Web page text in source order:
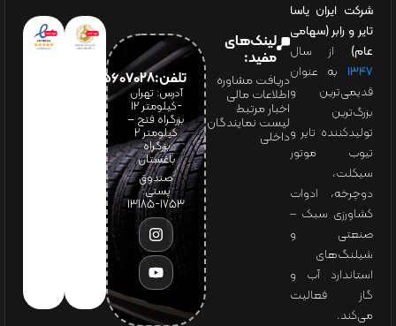
شرکت ایران یاسا
تایر و رابر (سهامی
عام) از سال
۱۳۴۷ به عنوان
قدیمی‌ترین و
بزرگ‌ترین
تولیدکننده تایر و
تیوب موتور
سیکلت،
دوچرخه، ادوات
کشاورزی سبک –
صنعتی و
شیلنگ‌های
استاندارد آب و
گاز فعالیت
می‌کند.
لینک‌های
مفید:
دریافت مشاوره
اطلاعات مالی
اخبار مرتبط
لیست نمایندگان
داخلی
تلفن:65607028(021)
آدرس: تهران
-کیلومتر 12
بزرگراه فتح –
کیلومتر ۲
بزرگراه
باغستان
صندوق
پستی:
1753-13185